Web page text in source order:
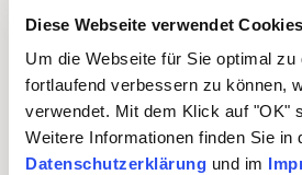
Diese Webseite verwendet Cookies
Um die Webseite für Sie optimal zu
fortlaufend verbessern zu können,
verwendet. Mit dem Klick auf "OK"
Weitere Informationen finden Sie in
Datenschutzerklärung und im
eigener Praxis in
Paaren und
begleite ich Paare auch im
deutschsprachigen Raum.
Menschen fällt es am